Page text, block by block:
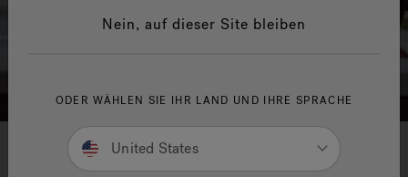
Nach Whirlpool-Größe shoppen
Nein, auf dieser Site bleiben
ODER WÄHLEN SIE IHR LAND UND IHRE SPRACHE
United States